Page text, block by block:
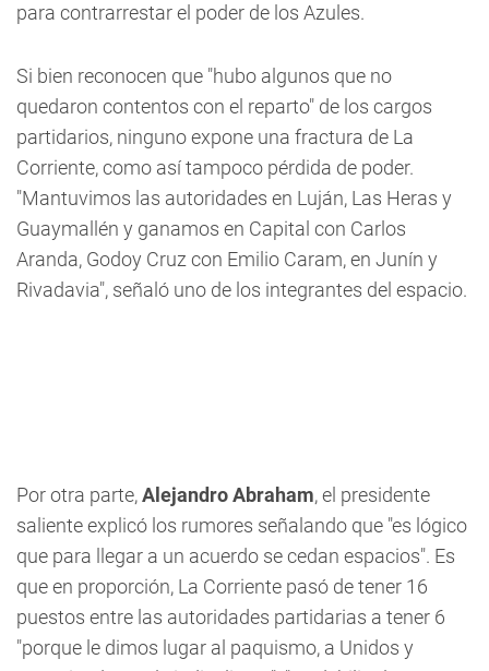
para contrarrestar el poder de los Azules.
Si bien reconocen que "hubo algunos que no
quedaron contentos con el reparto" de los cargos
partidarios, ninguno expone una fractura de La
Corriente, como así tampoco pérdida de poder.
"Mantuvimos las autoridades en Luján, Las Heras y
Guaymallén y ganamos en Capital con Carlos
Aranda, Godoy Cruz con Emilio Caram, en Junín y
Rivadavia", señaló uno de los integrantes del espacio.
Por otra parte,Alejandro Abraham, el presidente
saliente explicó los rumores señalando que "es lógico
que para llegar a un acuerdo se cedan espacios". Es
que en proporción, La Corriente pasó de tener 16
puestos entre las autoridades partidarias a tener 6
"porque le dimos lugar al paquismo, a Unidos y